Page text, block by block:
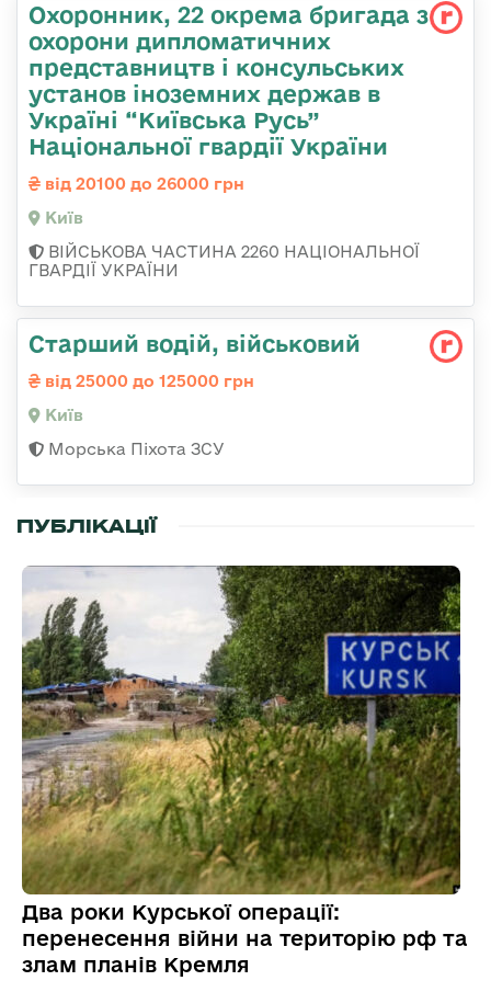
Охоронник, 22 окрема бригада з
охорони дипломатичних
представництв і консульських
установ іноземних держав в
Україні “Київська Русь”
Національної гвардії України
від 20100 до 26000 грн
Київ
ВІЙСЬКОВА ЧАСТИНА 2260 НАЦІОНАЛЬНОЇ
ГВАРДІЇ УКРАЇНИ
Старший водій, військовий
від 25000 до 125000 грн
Київ
Морська Піхота ЗСУ
ПУБЛІКАЦІЇ
Два роки Курської операції:
перенесення війни на територію рф та
злам планів Кремля